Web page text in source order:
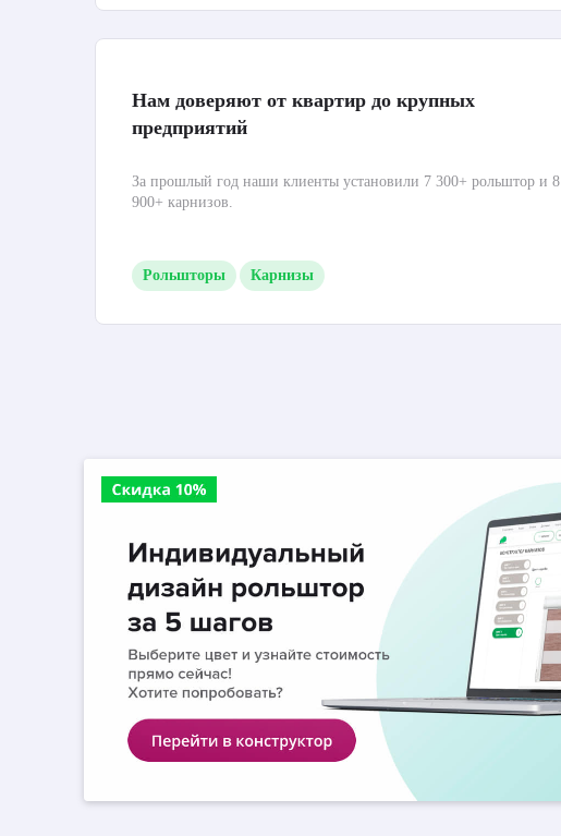
Нам доверяют от квартир до крупных
предприятий
За прошлый год наши клиенты установили 7 300+ рольштор и 8
900+ карнизов.
Рольшторы Карнизы